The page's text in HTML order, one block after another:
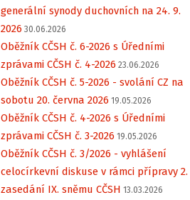
generální synody duchovních na 24. 9.
2026 30.06.2026
Oběžník CČSH č. 6-2026 s Úředními
zprávami CČSH č. 4-2026 23.06.2026
Oběžník CČSH č. 5-2026 - svolání CZ na
sobotu 20. června 2026 19.05.2026
Oběžník CČSH č. 4-2026 s Úředními
zprávami CČSH č. 3-2026 19.05.2026
Oběžník CČSH č. 3/2026 - vyhlášení
celocírkevní diskuse v rámci přípravy 2.
zasedání IX. sněmu CČSH 13.03.2026